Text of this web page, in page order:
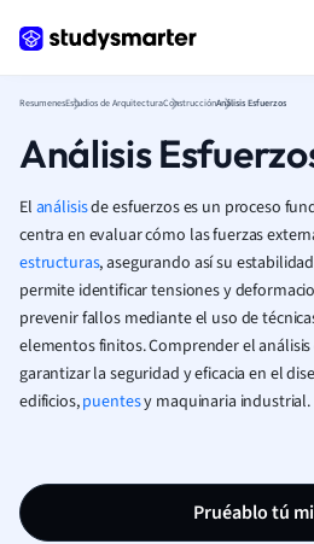
ResumenesEstudios de ArquitecturaConstrucciónAnálisis Esfuerzos
Análisis
El análisisde esfuerzos es un proceso
centra en evaluar cómo las fuerzas
estructuras, asegurando así su
permite identificar tensiones y
prevenir fallos mediante el uso de
elementos finitos. Comprender el análisis
garantizar la seguridad y eficacia en el
edificios,puentesy maquinaria industrial.
Pruéablo tú